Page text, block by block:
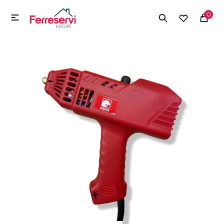
0

MI CUENTA
Herramientas y Construcción
Electrodomésticos